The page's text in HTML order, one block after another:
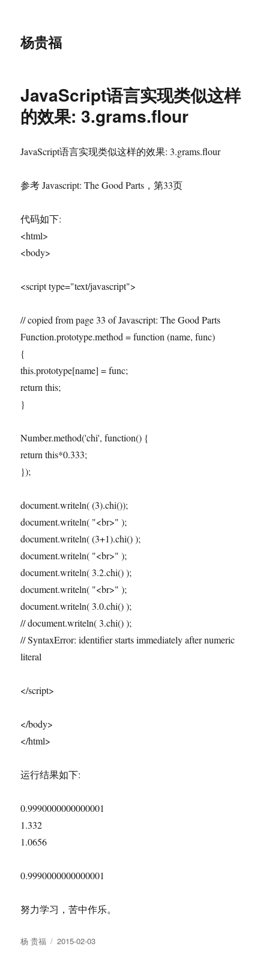
杨贵福
JavaScript语言实现类似这样
的效果: 3.grams.flour
JavaScript语言实现类似这样的效果: 3.grams.flour
参考 Javascript: The Good Parts，第33页
代码如下:
<html>
<body>
<script type="text/javascript">
// copied from page 33 of Javascript: The Good Parts
Function.prototype.method = function (name, func)
{
this.prototype[name] = func;
return this;
}
Number.method('chi', function() {
return this*0.333;
});
document.writeln( (3).chi());
document.writeln( "<br>" );
document.writeln( (3+1).chi() );
document.writeln( "<br>" );
document.writeln( 3.2.chi() );
document.writeln( "<br>" );
document.writeln( 3.0.chi() );
// document.writeln( 3.chi() );
// SyntaxError: identifier starts immediately after numeric
literal
</script>
</body>
</html>
运行结果如下:
0.9990000000000001
1.332
1.0656
0.9990000000000001
努力学习，苦中作乐。
Author
杨 贵福
Posted
2015-02-03